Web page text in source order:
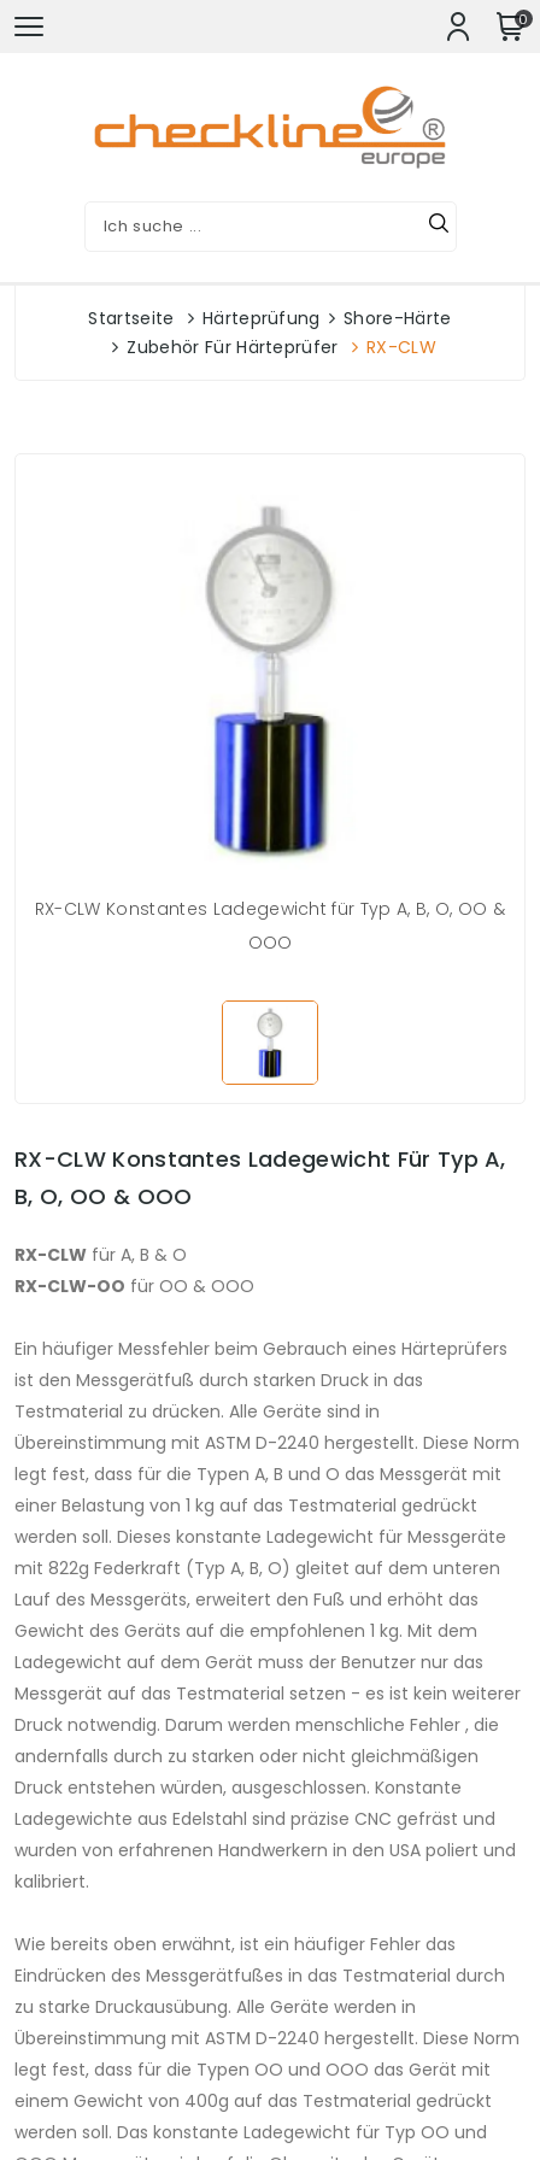
0
Startseite Härteprüfung
Shore-Härte
Zubehör Für Härteprüfer
RX-CLW
RX-CLW Konstantes Ladegewicht für Typ A, B, O, OO &
OOO
RX-CLW Konstantes Ladegewicht Für Typ A,
B, O, OO & OOO
RX-CLW für A, B & O
RX-CLW-OO für OO & OOO
Ein häufiger Messfehler beim Gebrauch eines Härteprüfers
ist den Messgerätfuß durch starken Druck in das
Testmaterial zu drücken. Alle Geräte sind in
Übereinstimmung mit ASTM D-2240 hergestellt. Diese Norm
legt fest, dass für die Typen A, B und O das Messgerät mit
einer Belastung von 1 kg auf das Testmaterial gedrückt
werden soll. Dieses konstante Ladegewicht für Messgeräte
mit 822g Federkraft (Typ A, B, O) gleitet auf dem unteren
Lauf des Messgeräts, erweitert den Fuß und erhöht das
Gewicht des Geräts auf die empfohlenen 1 kg. Mit dem
Ladegewicht auf dem Gerät muss der Benutzer nur das
Messgerät auf das Testmaterial setzen - es ist kein weiterer
Druck notwendig. Darum werden menschliche Fehler , die
andernfalls durch zu starken oder nicht gleichmäßigen
Druck entstehen würden, ausgeschlossen. Konstante
Ladegewichte aus Edelstahl sind präzise CNC gefräst und
wurden von erfahrenen Handwerkern in den USA poliert und
kalibriert.
Wie bereits oben erwähnt, ist ein häufiger Fehler das
Eindrücken des Messgerätfußes in das Testmaterial durch
zu starke Druckausübung. Alle Geräte werden in
Übereinstimmung mit ASTM D-2240 hergestellt. Diese Norm
legt fest, dass für die Typen OO und OOO das Gerät mit
einem Gewicht von 400g auf das Testmaterial gedrückt
werden soll. Das konstante Ladegewicht für Typ OO und